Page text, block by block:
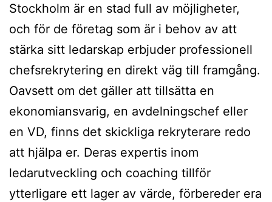
Stockholm är en stad full av möjligheter,
och för de företag som är i behov av att
stärka sitt ledarskap erbjuder professionell
chefsrekrytering en direkt väg till framgång.
Oavsett om det gäller att tillsätta en
ekonomiansvarig, en avdelningschef eller
en VD, finns det skickliga rekryterare redo
att hjälpa er. Deras expertis inom
ledarutveckling och coaching tillför
ytterligare ett lager av värde, förbereder era